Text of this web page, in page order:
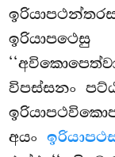
විපස්සනං
අයං